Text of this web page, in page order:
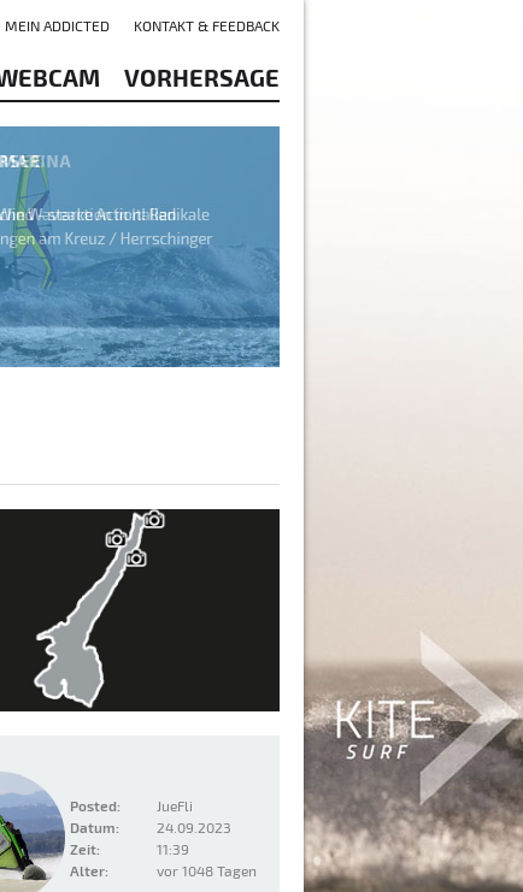
VORHERSAGE
MEIN ADDICTED KONTAKT & FEEDBACK
- Malcesine
Posted:
JueFli
Datum:
24.09.2023
Zeit:
11:39
Alter:
vor 1048 Tagen